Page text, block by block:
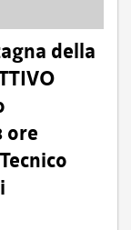
della
ore